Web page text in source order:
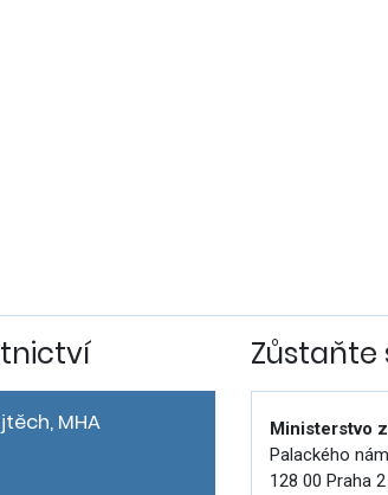
MHA
Zůstaňte
Ministerstvo
Palackého
128 00 Praha